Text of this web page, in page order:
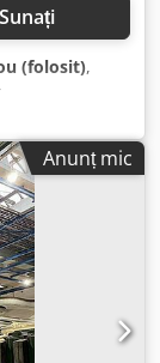
Sunați
(folosit),
3000 mm
20 – 100 mm
este
de cilindri
Aey
specifică:
nivel: 3
Fiecare
Anunț mic